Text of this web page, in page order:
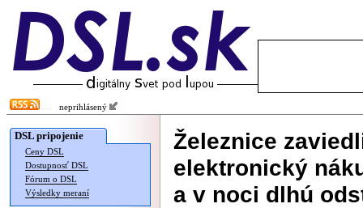
neprihlásený
DSL pripojenie
Ceny DSL
Dostupnosť DSL
Fórum o DSL
Výsledky meraní
Železnice
elektronický
a v noci dlhú